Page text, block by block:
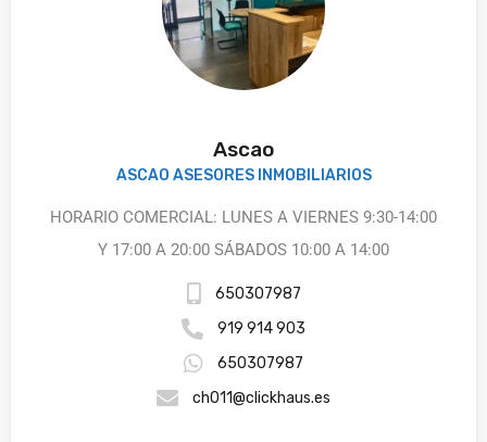
Ascao
ASCAO ASESORES INMOBILIARIOS
HORARIO COMERCIAL: LUNES A VIERNES 9:30-14:00
Y 17:00 A 20:00 SÁBADOS 10:00 A 14:00
650307987
919 914 903
650307987
ch011@clickhaus.es